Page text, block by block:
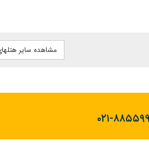
مشاهده سایر
۸۸۵۵۹۹۲۵